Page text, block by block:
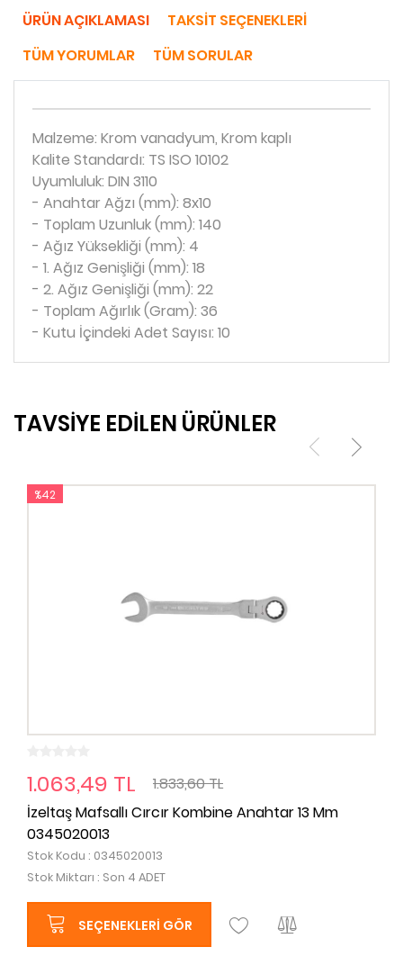
ÜRÜN AÇIKLAMASI
TAKSIT SEÇENEKLERI
TÜM YORUMLAR
TÜM SORULAR
Malzeme: Krom vanadyum, Krom kaplı
Kalite Standardı: TS ISO 10102
Uyumluluk: DIN 3110
- Anahtar Ağzı (mm): 8x10
- Toplam Uzunluk (mm): 140
- Ağız Yüksekliği (mm): 4
- 1. Ağız Genişliği (mm): 18
- 2. Ağız Genişliği (mm): 22
- Toplam Ağırlık (Gram): 36
- Kutu İçindeki Adet Sayısı: 10
TAVSİYE EDİLEN ÜRÜNLER
%42
1.063,49 TL
1.833,60 TL
İzeltaş Mafsallı Cırcır Kombine Anahtar 13 Mm
0345020013
Stok Kodu : 0345020013
Stok Miktarı : Son 4 ADET
SEÇENEKLERI GÖR